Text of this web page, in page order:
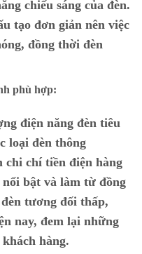
chiếu sáng của đèn.
tạo đơn giản nên việc
đồng thời đèn
phù hợp:
điện năng đèn tiêu
loại đèn thông
chi chí tiền điện hàng
bật và làm từ đồng
tương đối thấp,
nay, đem lại những
hàng.